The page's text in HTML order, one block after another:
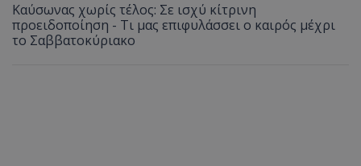
Καύσωνας χωρίς τέλος: Σε ισχύ κίτρινη
προειδοποίηση - Τι μας επιφυλάσσει ο καιρός μέχρι
το Σαββατοκύριακο
Ονοματεπώνυμο
Προμηθευτής
usprivacy